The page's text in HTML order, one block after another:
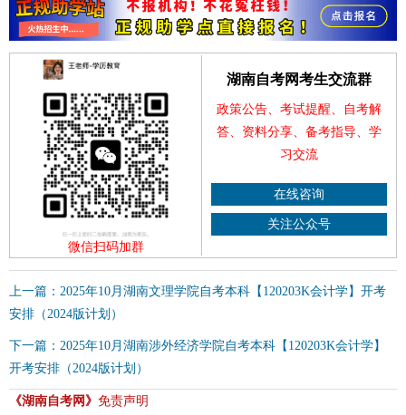
微信扫码加群
湖南自考网考生交流群
政策公告、考试提醒、自考解
答、资料分享、备考指导、学
习交流
在线咨询
关注公众号
上一篇：2025年10月湖南文理学院自考本科【120203K会计学】开考
安排（2024版计划）
下一篇：2025年10月湖南涉外经济学院自考本科【120203K会计学】
开考安排（2024版计划）
《湖南自考网》 免责声明